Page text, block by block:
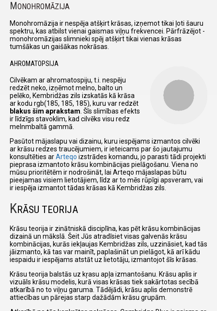
MONOHROMĀZIJA
Monohromāzija ir nespēja atšķirt krāsas, izņemot tikai ļoti šauru
spektru, kas atbilst vienai gaismas viļņu frekvencei. Pārfrāzējot -
monohromāzijas slimnieki spēj atšķirt tikai vienas krāsas
tumšākas un gaišākas nokrāsas.
AHROMATOPSIJA
Cilvēkam ar ahromatospiju, t.i. nespēju
redzēt neko, izņēmot melno, balto un
pelēko, Kembridžas zils izskatās kā krāsa
ar kodu rgb(185, 185, 185), kuru var redzēt
blakus šim aprakstam. Šīs slimības efekts
ir līdzīgs stavoklim, kad cilvēks visu redz
melnmbaltā gammā.
Pasūtot mājaslapu vai dizainu, kuru iespējams izmantos cilvēki
ar krāsu redzes traucējumiem, ir ieteicams par šo jautajumu
konsultēties arArteqo izstrādes komandu, jo parasti tādi projekti
pieprasa izmantoto krāsu kombinācijas pielāgošanu. Viena no
mūsu prioritētēm ir nodrošināt, lai Arteqo mājaslapas būtu
pieejamas visiem lietotājiem, līdz ar to mēs rūpīgi apsveram, vai
ir iespēja izmantot tādas krāsas kā Kembridžas zils.
KRĀSU TEORIJA
Krāsu teorija ir zinātniskā disciplīna, kas pēt krāsu kombinācijas
dizainā un mākslā. Šeit Jūs atradīsiet visas galvenās krāsu
kombinācijas, kurās iekļaujas Kembridžas zils, uzzināsiet, kad tās
jāizmanto, kā tas var mainīt, paplašināt un pielāgot, kā arī kādu
iespaidu ir iespējams atstāt uz lietotāju, izmantojot šīs krāsas.
Krāsu teorija balstās uz kŗasu apļa izmantošanu. Krāsu aplis ir
vizuāls krāsu modelis, kurā visas krāsas tiek sakārtotas secībā
atkarībā no to viļņu garuma. Tādējādi, krāsu aplis demonstrē
attiecības un pārejas starp dažādām krāsu grupām.